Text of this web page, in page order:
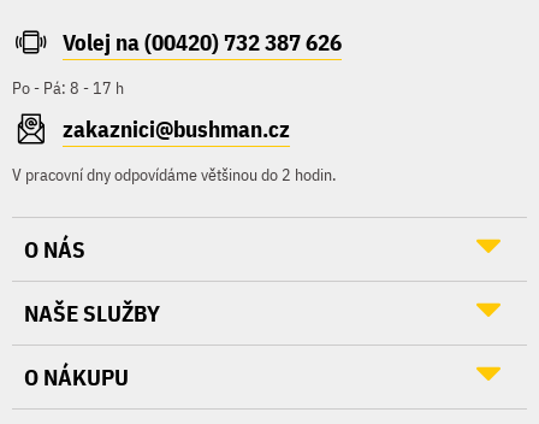
Volej na (00420) 732 387 626
Po - Pá: 8 - 17 h
zakaznici@bushman.cz
V pracovní dny odpovídáme většinou do 2 hodin.
O NÁS
NAŠE SLUŽBY
O NÁKUPU